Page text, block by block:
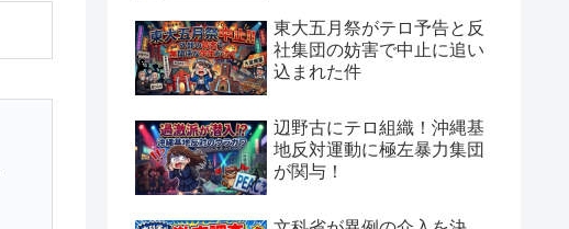
東大五月祭がテロ予告と反
社集団の妨害で中止に追い
込まれた件
辺野古にテロ組織！沖縄基
地反対運動に極左暴力集団
が関与！